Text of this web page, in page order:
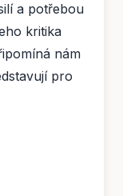
a potřebou
kritika
nám
pro